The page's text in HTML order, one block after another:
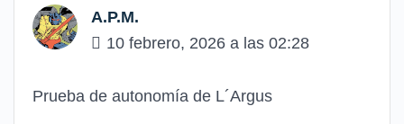
A.P.M.
10 febrero, 2026 a las 02:28
Prueba de autonomía de L´Argus